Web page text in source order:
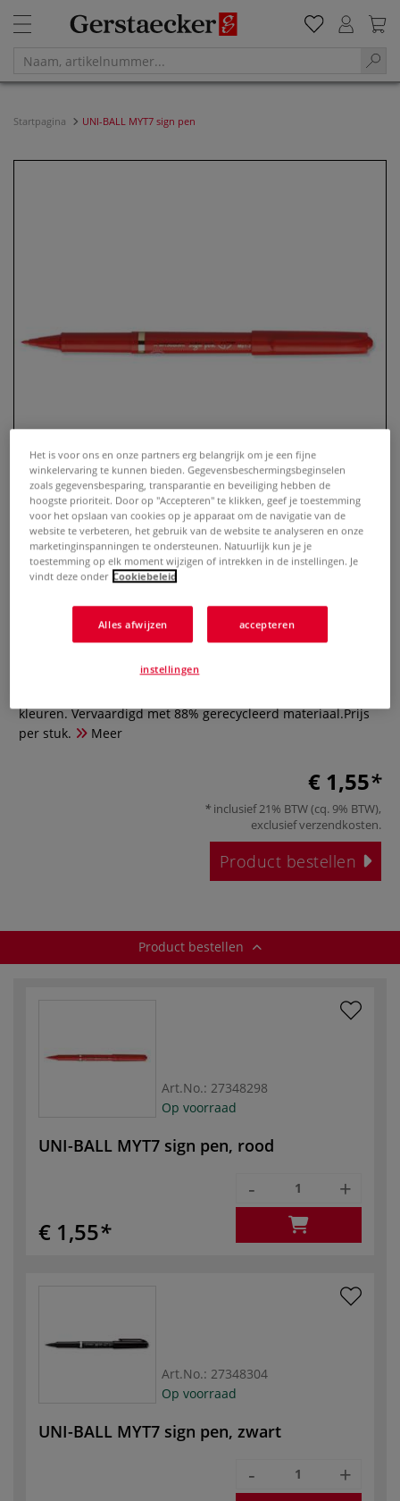
Startpagina UNI-BALL MYT7 sign pen
UNI-BALL MYT7 sign pen
0 Beoordeling
Polyester punt. Puntbreedte 0,7 mm. Gepigmenteerde inkt,
kleuren. Vervaardigd met 88% gerecycleerd materiaal.Prijs
per stuk.
Meer
€ 1,55
inclusief 21% BTW (cq. 9% BTW),
exclusiefverzendkosten.
Product bestellen
Product bestellen
Art.No.: 27348298
Op voorraad
UNI-BALL MYT7 sign pen, rood
€ 1,55
- +
Art.No.: 27348304
Op voorraad
UNI-BALL MYT7 sign pen, zwart
- +
Het is voor ons en onze partners erg belangrijk om je een fijne
winkelervaring te kunnen bieden. Gegevensbeschermingsbeginselen
zoals gegevensbesparing, transparantie en beveiliging hebben de
hoogste prioriteit. Door op "Accepteren" te klikken, geef je toestemming
voor het opslaan van cookies op je apparaat om de navigatie van de
website te verbeteren, het gebruik van de website te analyseren en onze
marketinginspanningen te ondersteunen. Natuurlijk kun je je
toestemming op elk moment wijzigen of intrekken in de instellingen. Je
vindt deze onder Cookiebeleid
Alles afwijzen accepteren
instellingen